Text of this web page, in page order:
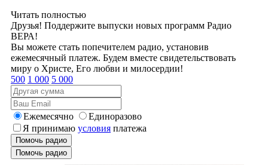
Читать полностью
Друзья! Поддержите выпуски новых программ Радио
ВЕРА!
Вы можете стать попечителем радио, установив
ежемесячный платеж. Будем вместе свидетельствовать
миру о Христе, Его любви и милосердии!
500 1 000 5 000
Ежемесячно
Единоразово
Я принимаю условия платежа
Помочь радио
Помочь радио